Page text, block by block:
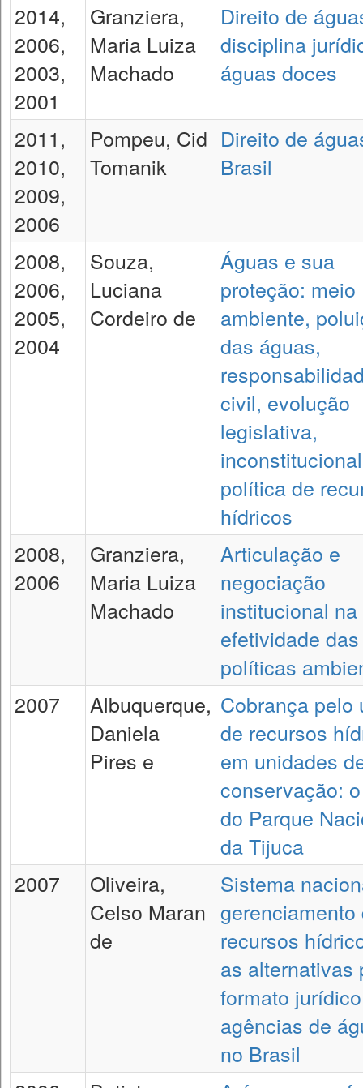
2014,
2006,
2003,
2001
Granziera,
Maria Luiza
Machado
Direito de
disciplina
águas doces
2011,
2010,
2009,
2006
Pompeu, Cid
Tomanik
Direito de
Brasil
2008,
2006,
2005,
2004
Souza,
Luciana
Cordeiro de
Águas e sua
proteção: meio
ambiente,
das águas,
civil, evolução
legislativa,
política de
hídricos
2008,
2006
Granziera,
Maria Luiza
Machado
Articulação e
negociação
institucional na
efetividade das
políticas
2007
Albuquerque,
Daniela
Pires e
Cobrança pelo
de recursos
em unidades
conservação:
do Parque
da Tijuca
2007
Oliveira,
Celso Maran
de
Sistema
gerenciamento
recursos
as alternativas
formato
agências de
no Brasil